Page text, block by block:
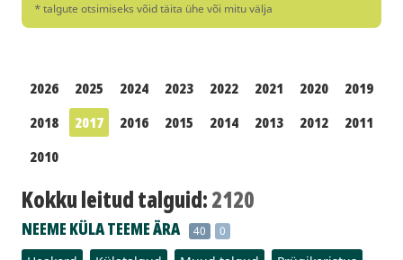
* talgute otsimiseks võid täita ühe või mitu välja
2026 2025 2024 2023 2022 2021 2020
2019
2018
2017 2016 2015 2014 2013 2012
2011
2010
Kokku leitud talguid:2120
NEEME KÜLA TEEME ÄRA 40 0